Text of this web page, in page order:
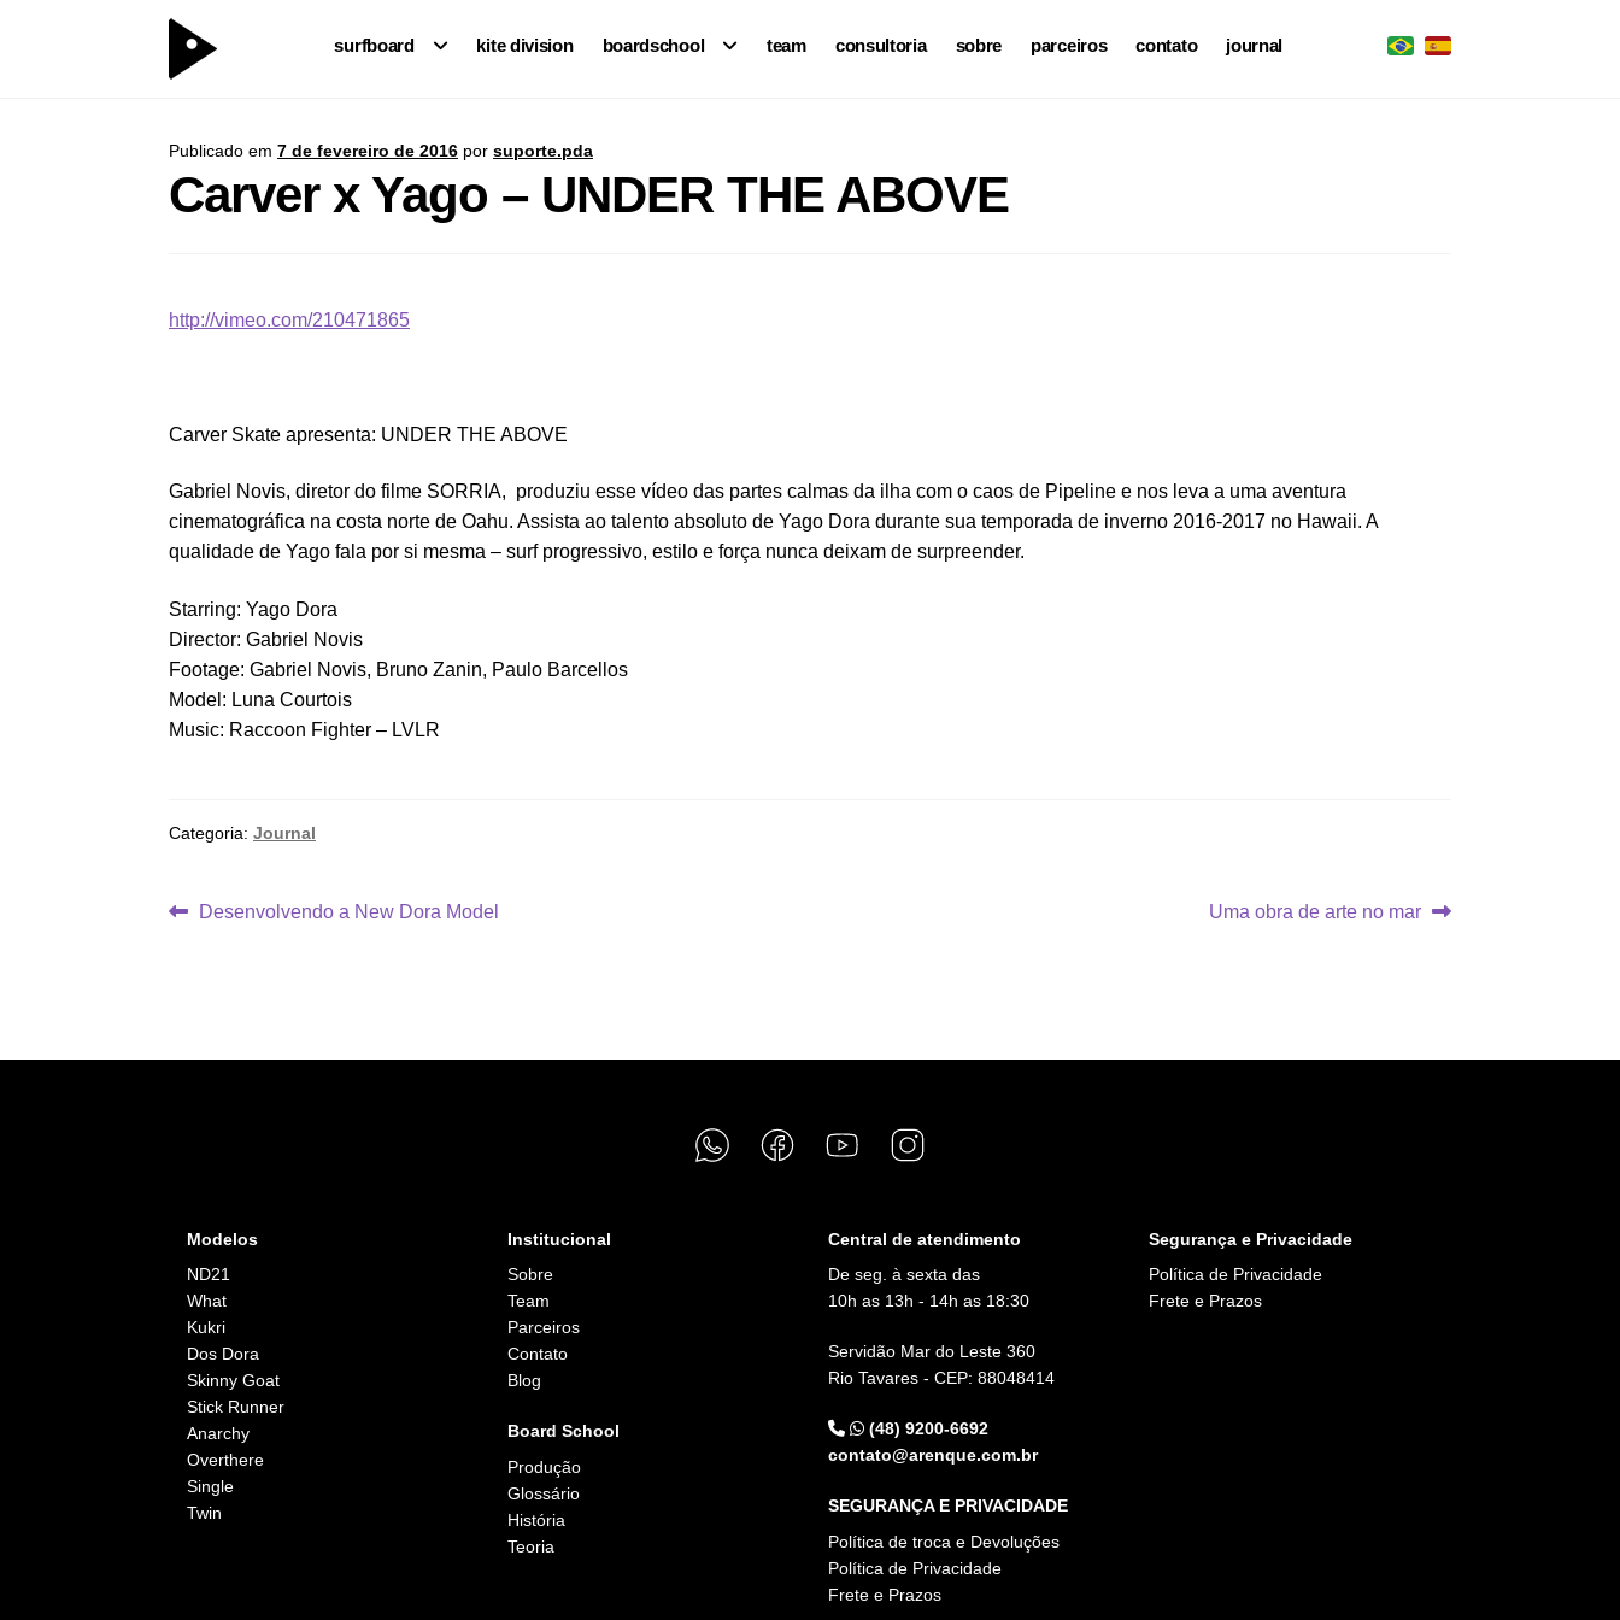
surfboard kite division boardschool team consultoria sobre parceiros contato journal
Publicado em7 de fevereiro de 2016 porsuporte.pda
Carver x Yago – UNDER THE ABOVE
http://vimeo.com/210471865
Carver Skate apresenta: UNDER THE ABOVE
Gabriel Novis, diretor do filme SORRIA, produziu esse vídeo das partes calmas da ilha com o caos de Pipeline e nos leva a uma aventura
cinematográfica na costa norte de Oahu. Assista ao talento absoluto de Yago Dora durante sua temporada de inverno 2016-2017 no Hawaii. A
qualidade de Yago fala por si mesma – surf progressivo, estilo e força nunca deixam de surpreender.
Starring: Yago Dora
Director: Gabriel Novis
Footage: Gabriel Novis, Bruno Zanin, Paulo Barcellos
Model: Luna Courtois
Music: Raccoon Fighter – LVLR
Categoria:Journal
Navegação
Post
Desenvolvendo a New Dora Model
Próximo
Uma obra de arte no mar
Modelos
ND21
What
Kukri
Dos Dora
Skinny Goat
Stick Runner
Anarchy
Overthere
Single
Twin
Institucional
Sobre
Team
Parceiros
Contato
Blog
Board School
Produção
Glossário
História
Teoria
Central de atendimento
De seg. à sexta das
10h as 13h - 14h as 18:30
Servidão Mar do Leste 360
Rio Tavares - CEP: 88048414
(48) 9200-6692
contato@arenque.com.br
SEGURANÇA E PRIVACIDADE
Política de troca e Devoluções
Política de Privacidade
Frete e Prazos
Segurança e Privacidade
Política de Privacidade
Frete e Prazos